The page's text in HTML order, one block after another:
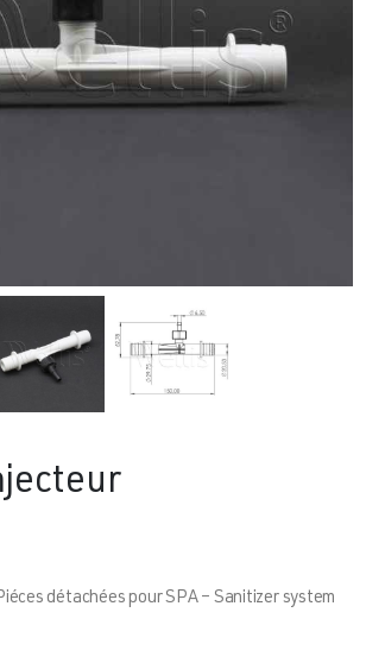
détachées pour SPA – Sanitizer system